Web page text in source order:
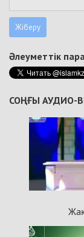
Әлеуметтік
СОҢҒЫ АУДИО-